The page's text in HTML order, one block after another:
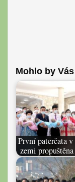
Mohlo by
První paterčata
zemi